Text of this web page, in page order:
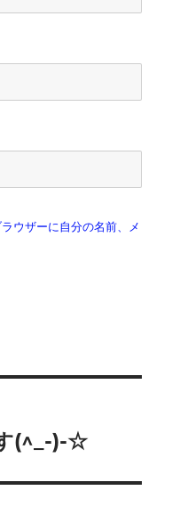
ウザーに自分の名前、メ
(^_-)-☆